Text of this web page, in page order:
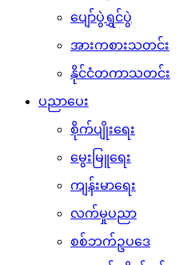
ပျော်ပွဲရွှင်ပွဲ
အားကစားသတင်း
နိုင်ငံတကာသတင်း
ပညာပေး
စိုက်ပျိုးရေး
မွေးမြူရေး
ကျန်းမာရေး
လက်မှုပညာ
စစ်ဘက်ဥပဒေ